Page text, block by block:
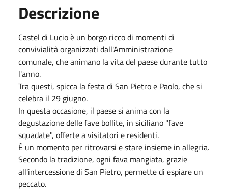
Descrizione
Castel di Lucio è un borgo ricco di momenti di
convivialità organizzati dall'Amministrazione
comunale, che animano la vita del paese durante tutto
l'anno.
Tra questi, spicca la festa di San Pietro e Paolo, che si
celebra il 29 giugno.
In questa occasione, il paese si anima con la
degustazione delle fave bollite, in siciliano "fave
squadate", offerte a visitatori e residenti.
È un momento per ritrovarsi e stare insieme in allegria.
Secondo la tradizione, ogni fava mangiata, grazie
all'intercessione di San Pietro, permette di espiare un
peccato.